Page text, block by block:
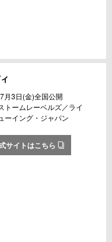
月3日(金)全国公開
トームレーベルズ／ライ
ーイング・ジャパン
サイトはこちら